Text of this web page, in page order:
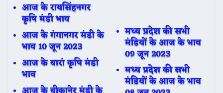
आज के रायसिंहनगर
कृषि मंडी भाव
आज के गंगानगर मंडी के
भाव 10 जून 2023
आज के बारां कृषि मंडी
भाव
मध्य प्रदेश की सभी
मंडियों के आज के भाव
09 जून 2023
मध्य प्रदेश की सभी
मंडियों के आज के भाव